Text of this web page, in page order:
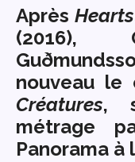
Après
(2016),
nouveau
Créatures,
métrage
Panorama à